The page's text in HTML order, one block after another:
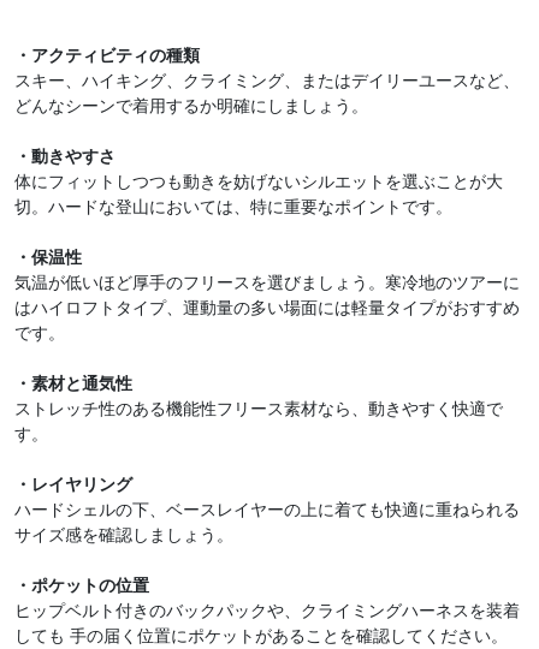
・アクティビティの種類
スキー、ハイキング、クライミング、またはデイリーユースなど、
どんなシーンで着用するか明確にしましょう。
・動きやすさ
体にフィットしつつも動きを妨げないシルエットを選ぶことが大
切。ハードな登山においては、特に重要なポイントです。
・保温性
気温が低いほど厚手のフリースを選びましょう。寒冷地のツアーに
はハイロフトタイプ、運動量の多い場面には軽量タイプがおすすめ
です。
・素材と通気性
ストレッチ性のある機能性フリース素材なら、動きやすく快適で
す。
・レイヤリング
ハードシェルの下、ベースレイヤーの上に着ても快適に重ねられる
サイズ感を確認しましょう。
・ポケットの位置
ヒップベルト付きのバックパックや、クライミングハーネスを装着
しても 手の届く位置にポケットがあることを確認してください。